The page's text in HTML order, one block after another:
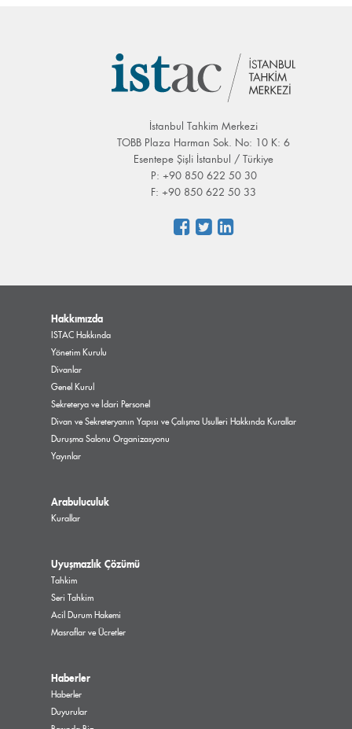
İstanbul Tahkim Merkezi
TOBB Plaza Harman Sok. No: 10 K: 6
Esentepe Şişli İstanbul / Türkiye
P: +90 850 622 50 30
F: +90 850 622 50 33
Hakkımızda
ISTAC Hakkında
Yönetim Kurulu
Divanlar
Genel Kurul
Sekreterya ve İdari Personel
Divan ve Sekreteryanın Yapısı ve Çalışma Usulleri Hakkında Kurallar
Duruşma Salonu Organizasyonu
Yayınlar
Arabuluculuk
Kurallar
Uyuşmazlık Çözümü
Tahkim
Seri Tahkim
Acil Durum Hakemi
Masraflar ve Ücretler
Haberler
Haberler
Duyurular